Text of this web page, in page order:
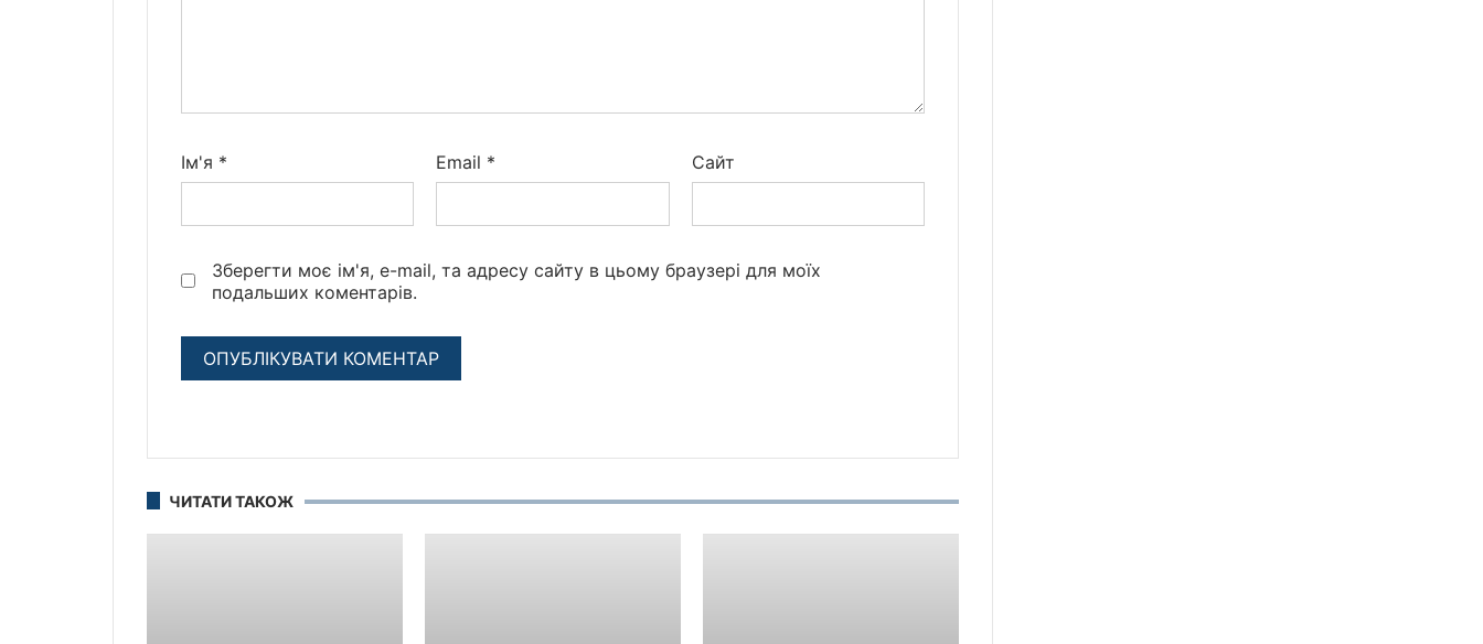
Ім'я * Email * Сайт
Зберегти моє ім'я, e-mail, та адресу сайту в цьому браузері для моїх
подальших коментарів.
ЧИТАТИ ТАКОЖ